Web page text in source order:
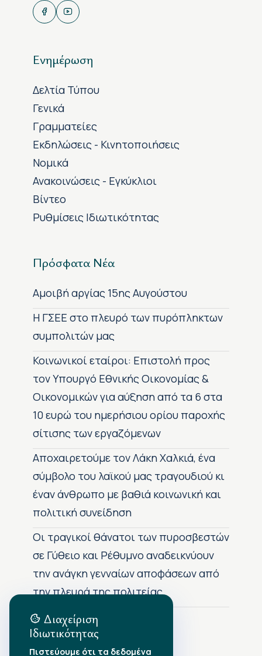
Ενημέρωση
Δελτία Τύπου
Γενικά
Γραμματείες
Εκδηλώσεις - Κινητοποιήσεις
Νομικά
Ανακοινώσεις - Εγκύκλιοι
Βίντεο
Ρυθμίσεις Ιδιωτικότητας
Πρόσφατα Νέα
Αμοιβή αργίας 15ης Αυγούστου
H ΓΣΕΕ στο πλευρό των πυρόπληκτων
συμπολιτών μας
Κοινωνικοί εταίροι: Επιστολή προς
τον Υπουργό Εθνικής Οικονομίας &
Οικονομικών για αύξηση από τα 6 στα
10 ευρώ του ημερήσιου ορίου παροχής
σίτισης των εργαζόμενων
Αποχαιρετούμε τον Λάκη Χαλκιά, ένα
σύμβολο του λαϊκού μας τραγουδιού κι
έναν άνθρωπο με βαθιά κοινωνική και
πολιτική συνείδηση
Οι τραγικοί θάνατοι των πυροσβεστών
σε Γύθειο και Ρέθυμνο αναδεικνύουν
την ανάγκη γενναίων αποφάσεων από
την πλευρά της πολιτείας
Αρχείο Δημοσιεύσεων
Διαχείριση
Ιδιωτικότητας
Πιστεύουμε ότι τα δεδομένα